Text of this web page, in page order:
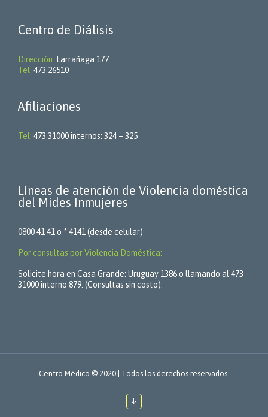
Centro de Diálisis
Dirección: Larrañaga 177
Tel: 473 26510
Afiliaciones
Tel: 473 31000 internos: 324 – 325
Líneas de atención de Violencia doméstica
del Mides Inmujeres
0800 41 41 o * 4141 (desde celular)
Por consultas por Violencia Doméstica:
Solicite hora en Casa Grande: Uruguay 1386 o llamando al 473
31000 interno 879. (Consultas sin costo).
Centro Médico © 2020 | Todos los derechos reservados.
↓